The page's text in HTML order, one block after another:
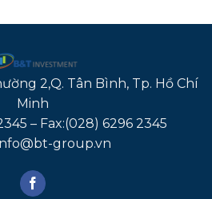
2,Q. Tân Bình, Tp. Hồ Chí
Minh
– Fax:(028) 6296 2345
group.vn